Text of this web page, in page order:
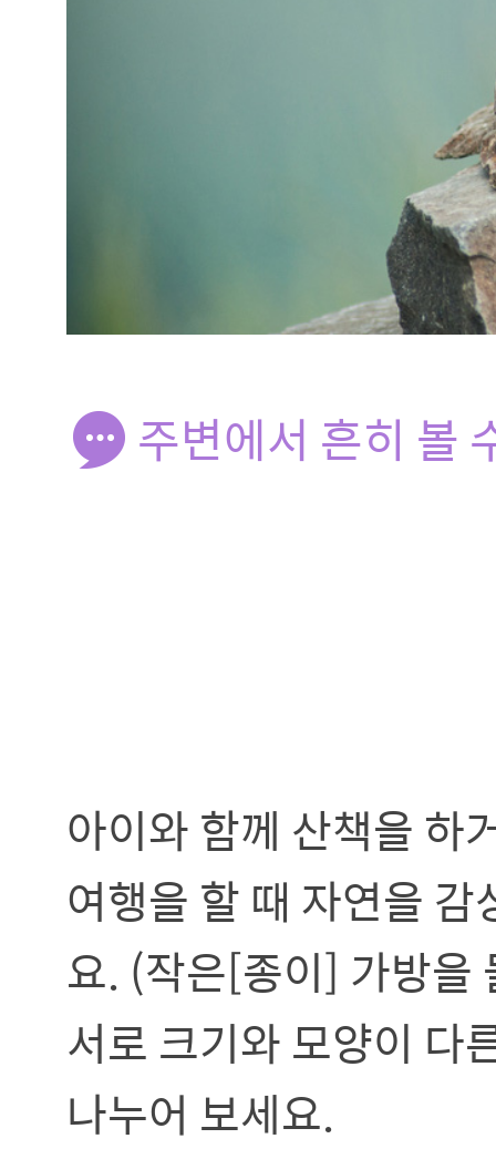
주변에서 흔히 볼
아이와 함께 산책을 하
여행을 할 때 자연을
요. (작은[종이] 가방을
서로 크기와 모양이 다
나누어 보세요.